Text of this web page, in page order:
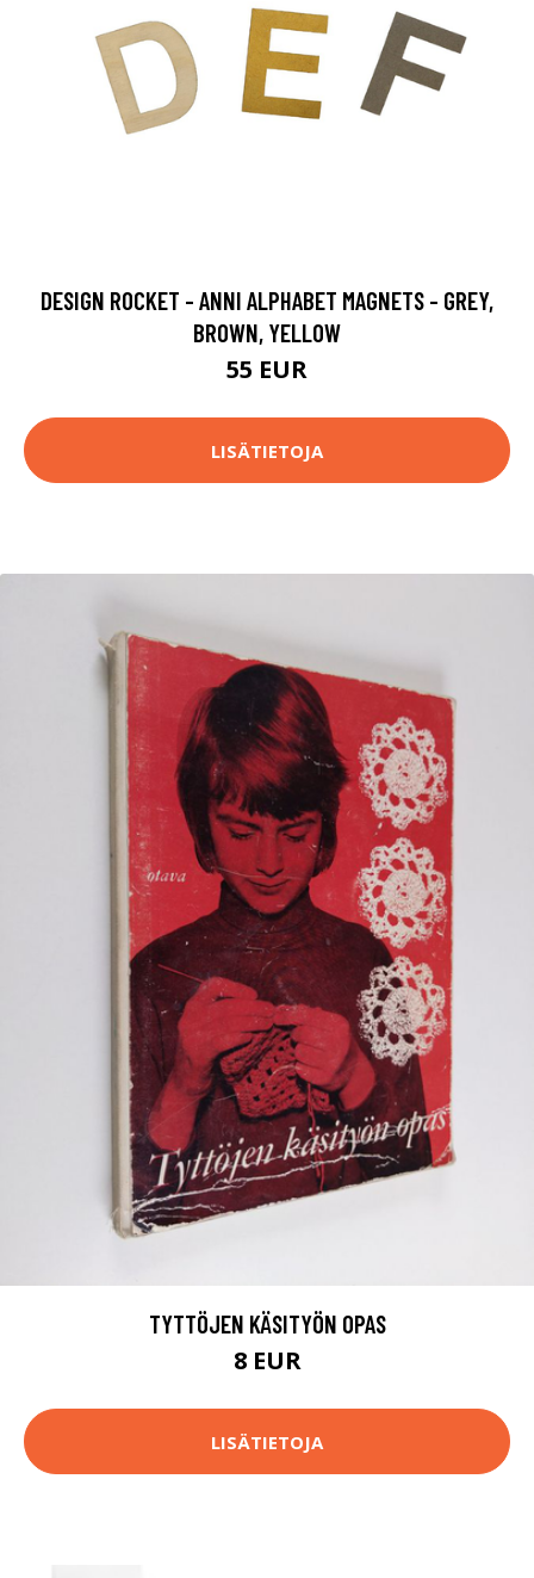
DESIGN ROCKET - ANNI ALPHABET MAGNETS - GREY,
BROWN, YELLOW
55 EUR
LISÄTIETOJA
TYTTÖJEN KÄSITYÖN OPAS
8 EUR
LISÄTIETOJA